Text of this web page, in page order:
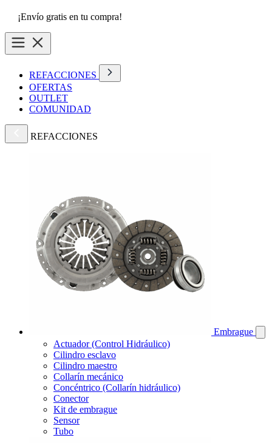
¡Envío gratis en tu compra!
REFACCIONES
OFERTAS
OUTLET
COMUNIDAD
REFACCIONES
Embrague
Actuador (Control Hidráulico)
Cilindro esclavo
Cilindro maestro
Collarín mecánico
Concéntrico (Collarín hidráulico)
Conector
Kit de embrague
Sensor
Tubo